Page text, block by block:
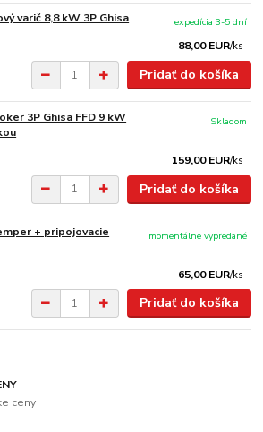
varič 8,8 kW 3P Ghisa
88,00 EUR/ks
expedícia 3-5 dní
Pridať do košíka
3P Ghisa FFD 9 kW
159,00 EUR/ks
Skladom
Pridať do košíka
+ pripojovacie
65,00 EUR/ks
momentálne vypredané
Pridať do košíka
ceny